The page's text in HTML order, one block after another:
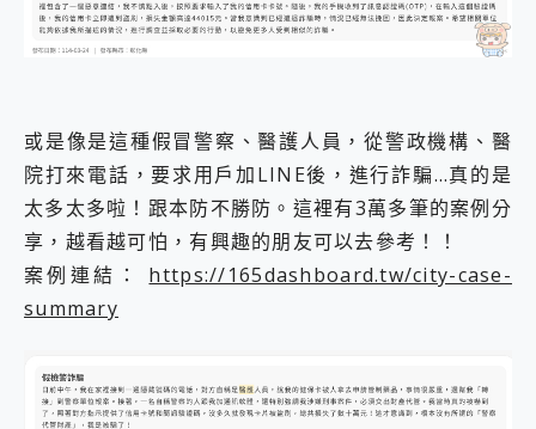
或是像是這種假冒警察、醫護人員，從警政機構、醫
院打來電話，要求用戶加LINE後，進行詐騙…真的是
太多太多啦！跟本防不勝防。這裡有3萬多筆的案例分
享，越看越可怕，有興趣的朋友可以去參考！！
案例連結： https://165dashboard.tw/city-case-
summary